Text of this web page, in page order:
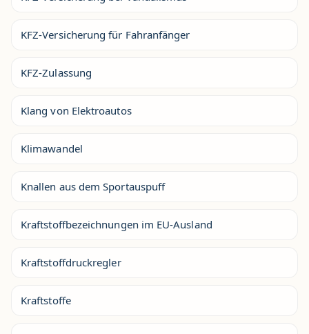
KFZ-Versicherung für Fahranfänger
KFZ-Zulassung
Klang von Elektroautos
Klimawandel
Knallen aus dem Sportauspuff
Kraftstoffbezeichnungen im EU-Ausland
Kraftstoffdruckregler
Kraftstoffe